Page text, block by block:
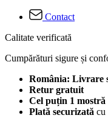
Contact
Calitate verificată
Cumpărături sigure și
România: Livrare
Retur gratuit
Cel puțin 1
Plată securizată cu